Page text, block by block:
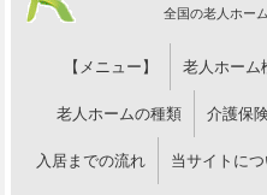
全国の老人ホー
【メニュー】 老人ホーム
老人ホームの種類 介護保
入居までの流れ 当サイトに